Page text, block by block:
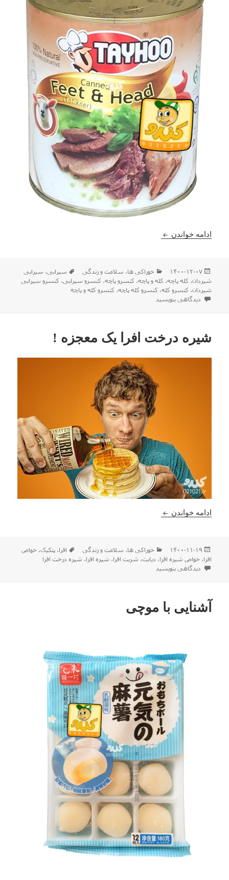
ادامه خواندن کنسرو کله پاچه و سیرابی حالا همه جا در دسترسه !
ارسال
شده
در
۱۴۰۰-۱۲-۰۷ دسته‌ها
خوراکی ها، سلامت و زندگی برچسب‌ها
سیرابی، سیرابی
شیردان، کله پاچه، کله و پاچه، کنسرو پاچه، کنسرو سیرابی، کنسرو سیرابی
شیردان، کنسرو کله، کنسرو کله پاچه، کنسرو کله و پاچه
برای کنسرو کله پاچه و سیرابی حالا همه جا در دسترسه !
دیدگاهی بنویسید
شیره درخت افرا یک معجزه !
ادامه خواندن شیره درخت افرا یک معجزه !
ارسال
شده
در
۱۴۰۰-۱۱-۱۹ دسته‌ها
خوراکی ها، سلامت و زندگی برچسب‌ها
افرا،پنکیک،خواص
افرا،خواص شیره افرا، دیابت، شربت افرا، شیره افرا، شیره درخت افرا
برای شیره درخت افرا یک معجزه !
دیدگاهی بنویسید
آشنایی با موچی